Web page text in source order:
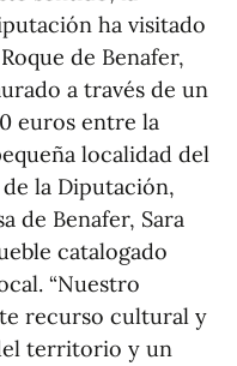
ha visitado
de Benafer,
a través de un
euros entre la
localidad del
la Diputación,
de Benafer, Sara
catalogado
“Nuestro
recurso cultural y
territorio y un